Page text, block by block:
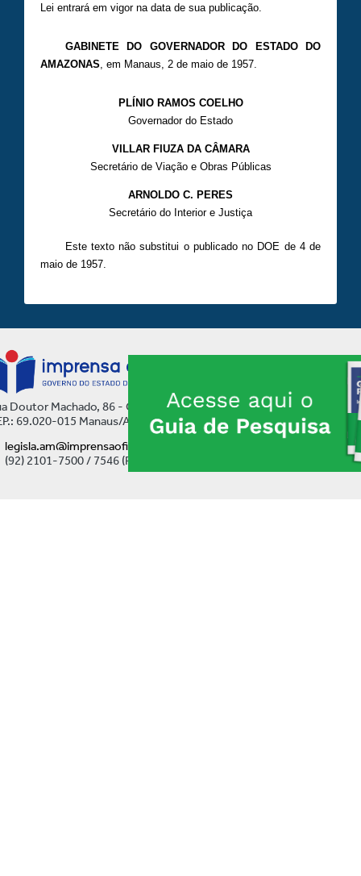
Lei entrará em vigor na data de sua publicação.
GABINETE DO GOVERNADOR DO ESTADO DO
AMAZONAS, em Manaus, 2 de maio de 1957.
PLÍNIO RAMOS COELHO
Governador do Estado
VILLAR FIUZA DA CÂMARA
Secretário de Viação e Obras Públicas
ARNOLDO C. PERES
Secretário do Interior e Justiça
Este texto não substitui o publicado no DOE de 4 de
maio de 1957.
Doutor Machado, 86 - Centro
69.020-015 Manaus/AM
legisla.am@imprensaoficial.am.gov.br
(92) 2101-7500 / 7546 (Ramal)